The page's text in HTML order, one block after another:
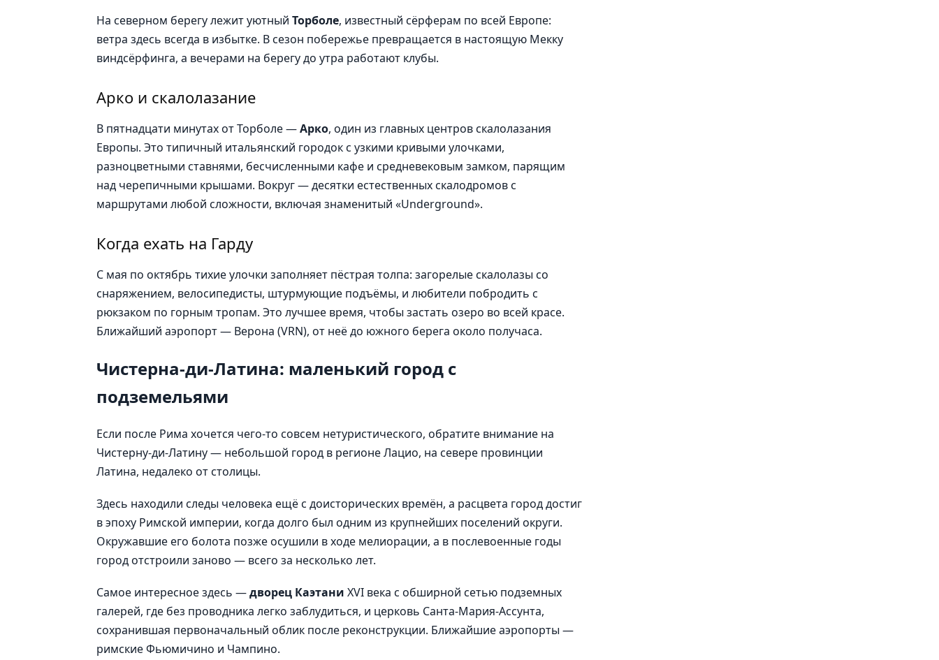
На северном берегу лежит уютный Торболе, известный сёрферам по всей Европе:
ветра здесь всегда в избытке. В сезон побережье превращается в настоящую Мекку
виндсёрфинга, а вечерами на берегу до утра работают клубы.
Арко и скалолазание
В пятнадцати минутах от Торболе —Арко, один из главных центров скалолазания
Европы. Это типичный итальянский городок с узкими кривыми улочками,
разноцветными ставнями, бесчисленными кафе и средневековым замком, парящим
над черепичными крышами. Вокруг — десятки естественных скалодромов с
маршрутами любой сложности, включая знаменитый «Underground».
Когда ехать на Гарду
С мая по октябрь тихие улочки заполняет пёстрая толпа: загорелые скалолазы со
снаряжением, велосипедисты, штурмующие подъёмы, и любители побродить с
рюкзаком по горным тропам. Это лучшее время, чтобы застать озеро во всей красе.
Ближайший аэропорт — Верона (VRN), от неё до южного берега около получаса.
Чистерна-ди-Латина: маленький город с
подземельями
Если после Рима хочется чего-то совсем нетуристического, обратите внимание на
Чистерну-ди-Латину — небольшой город в регионе Лацио, на севере провинции
Латина, недалеко от столицы.
Здесь находили следы человека ещё с доисторических времён, а расцвета город достиг
в эпоху Римской империи, когда долго был одним из крупнейших поселений округи.
Окружавшие его болота позже осушили в ходе мелиорации, а в послевоенные годы
город отстроили заново — всего за несколько лет.
Самое интересное здесь —дворец Каэтани XVI века с обширной сетью подземных
галерей, где без проводника легко заблудиться, и церковь Санта-Мария-Ассунта,
сохранившая первоначальный облик после реконструкции. Ближайшие аэропорты —
римские Фьюмичино и Чампино.